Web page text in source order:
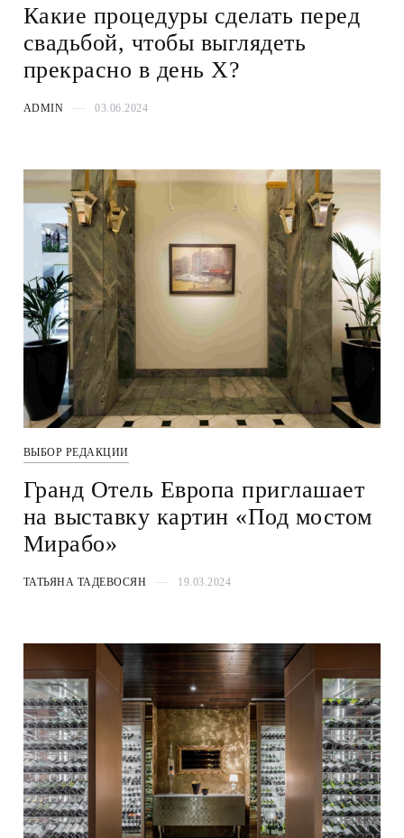
Какие процедуры сделать перед
свадьбой, чтобы выглядеть
прекрасно в день Х?
ADMIN 03.06.2024
ВЫБОР РЕДАКЦИИ
Гранд Отель Европа приглашает
на выставку картин «Под мостом
Мирабо»
ТАТЬЯНА ТАДЕВОСЯН 19.03.2024